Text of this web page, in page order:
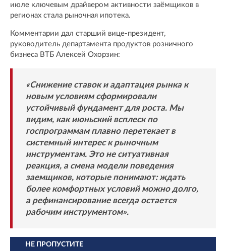
июле ключевым драйвером активности заёмщиков в
регионах стала рыночная ипотека.
Комментарии дал старший вице-президент,
руководитель департамента продуктов розничного
бизнеса ВТБ Алексей Охорзин:
«Снижение ставок и адаптация рынка к
новым условиям сформировали
устойчивый фундамент для роста. Мы
видим, как июньский всплеск по
госпрограммам плавно перетекает в
системный интерес к рыночным
инструментам. Это не ситуативная
реакция, а смена модели поведения
заемщиков, которые понимают: ждать
более комфортных условий можно долго,
а рефинансирование всегда остается
рабочим инструментом».
НЕ ПРОПУСТИТЕ